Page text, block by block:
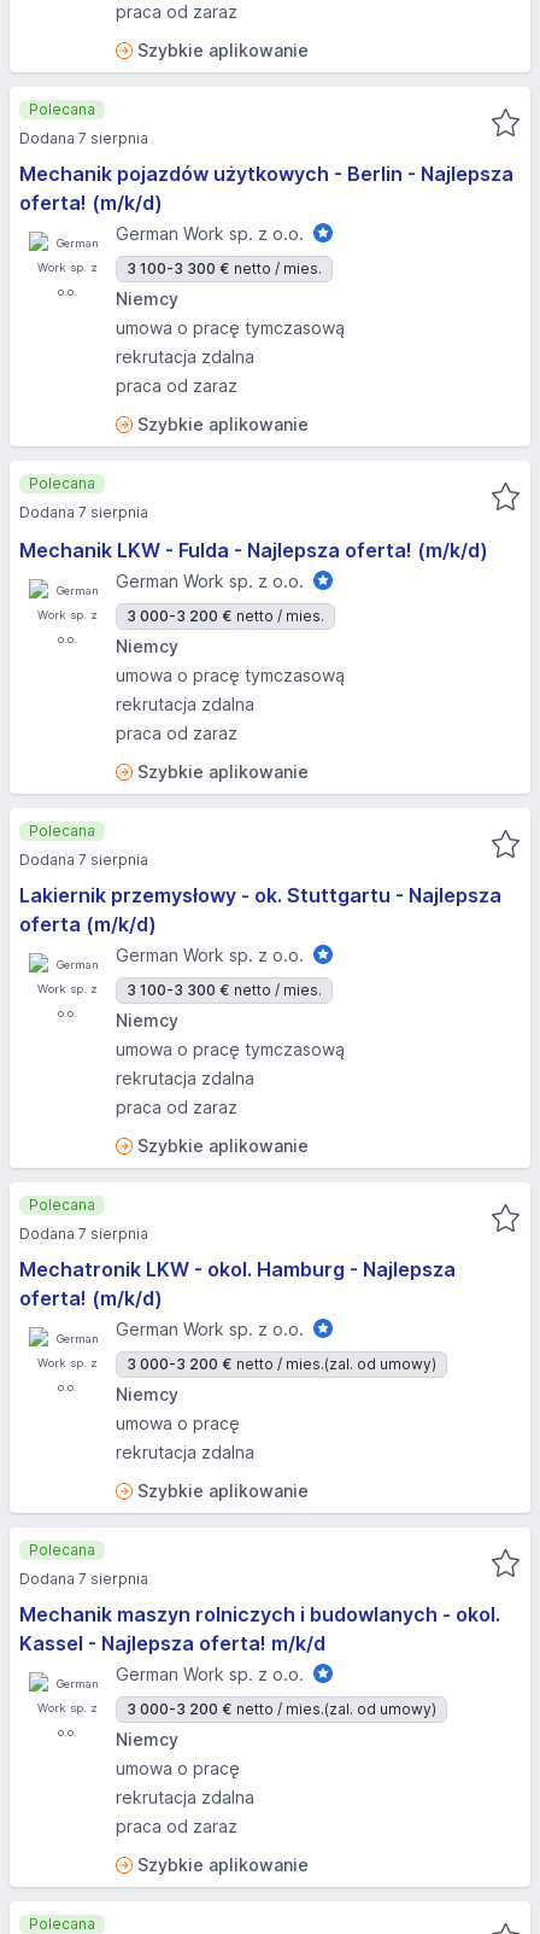
praca od zaraz
Szybkie aplikowanie
Mechanik pojazdów użytkowych - Berlin - Najlepsza
oferta! (m/k/d)
German Work sp. z o.o.
3 100-3 300 € netto / mies.
Niemcy
umowa o pracę tymczasową
rekrutacja zdalna
praca od zaraz
Szybkie aplikowanie
Polecana
Dodana 7 sierpnia
Mechanik LKW - Fulda - Najlepsza oferta! (m/k/d)
German Work sp. z o.o.
3 000-3 200 € netto / mies.
Niemcy
umowa o pracę tymczasową
rekrutacja zdalna
praca od zaraz
Szybkie aplikowanie
Polecana
Dodana 7 sierpnia
Lakiernik przemysłowy - ok. Stuttgartu - Najlepsza
oferta (m/k/d)
German Work sp. z o.o.
3 100-3 300 € netto / mies.
Niemcy
umowa o pracę tymczasową
rekrutacja zdalna
praca od zaraz
Szybkie aplikowanie
Polecana
Dodana 7 sierpnia
Mechatronik LKW - okol. Hamburg - Najlepsza
oferta! (m/k/d)
German Work sp. z o.o.
3 000-3 200 € netto / mies.(zal. od umowy)
Niemcy
umowa o pracę
rekrutacja zdalna
Szybkie aplikowanie
Polecana
Dodana 7 sierpnia
Mechanik maszyn rolniczych i budowlanych - okol.
Kassel - Najlepsza oferta! m/k/d
German Work sp. z o.o.
3 000-3 200 € netto / mies.(zal. od umowy)
Niemcy
umowa o pracę
rekrutacja zdalna
praca od zaraz
Szybkie aplikowanie
Polecana
Dodana 7 sierpnia
Polecana